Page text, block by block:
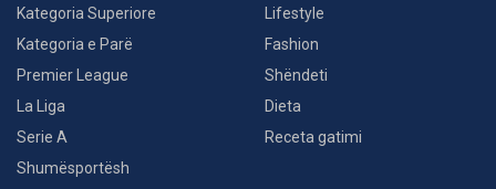
Kategoria Superiore
Kategoria e Parë
Premier League
La Liga
Serie A
Shumësportësh
Lifestyle
Fashion
Shëndeti
Dieta
Receta gatimi